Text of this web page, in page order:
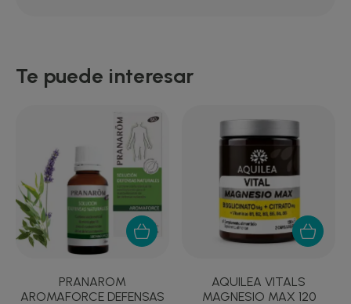
Te puede interesar
PRANAROM
AROMAFORCE DEFENSAS
AQUILEA VITALS
MAGNESIO MAX 120